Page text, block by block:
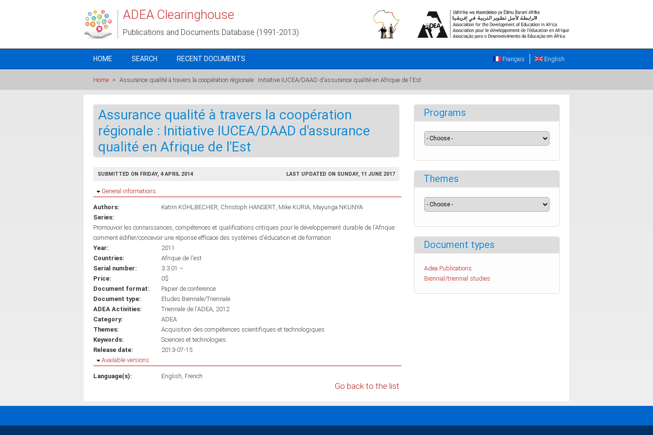
ADEA Clearinghouse
Publications and Documents Database (1991-2013)
HOME SEARCH RECENT DOCUMENTS English
Français
Home > Assurance qualité à travers la coopération régionale : Initiative IUCEA/DAAD d'assurance qualité en Afrique de l'Est
Assurance qualité à travers la coopération
régionale : Initiative IUCEA/DAAD d'assurance
qualité en Afrique de l'Est
SUBMITTED ON FRIDAY, 4 APRIL 2014 LAST UPDATED ON SUNDAY, 11 JUNE 2017
Hide
General informations
Authors: Katrin KOHLBECHER Christoph HANSERT Mike KURIA Mayunga NKUNYA
Series:
Promouvoir les connaissances, compétences et qualifications critiques pour le développement durable de l'Afrique :
comment édifier/concevoir une réponse efficace des systèmes d'éducation et de formation
Year:
2011
Countries:
Afrique de l'est
Serial number:
3.3.01 –
Price:
0$
Document format:
Papier de conference
Document type:
Etudes Biennale/Triennale
ADEA Activities:
Triennale de l'ADEA, 2012
Category:
ADEA
Themes:
Acquisition des compétences scientifiques et technologiques
Keywords:
Sciences et technologies
Release date:
2013-07-15
Hide
Available versions
Language(s): English French
Go back to the list
Programs
Themes
Document types
Adea Publications
Biennial/triennial studies